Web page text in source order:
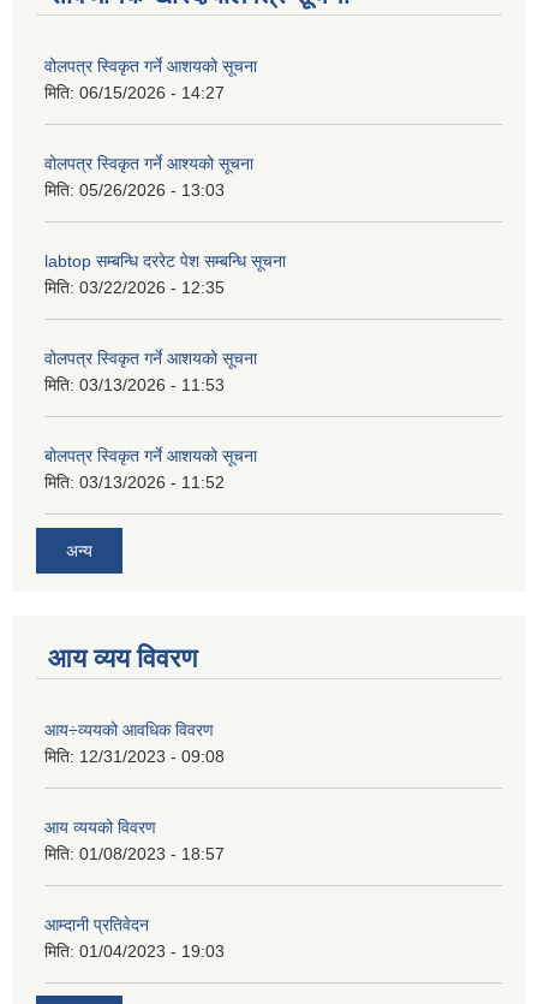
वोलपत्र स्विकृत गर्ने आशयको सूचना
मिति: 06/15/2026 - 14:27
वोलपत्र स्विकृत गर्ने आश्यको सूचना
मिति: 05/26/2026 - 13:03
labtop सम्बन्धि दररेट पेश सम्बन्धि सूचना
मिति: 03/22/2026 - 12:35
वोलपत्र स्विकृत गर्ने आशयको सूचना
मिति: 03/13/2026 - 11:53
बोलपत्र स्विकृत गर्ने आशयको सूचना
मिति: 03/13/2026 - 11:52
अन्य
आय व्यय विवरण
आय÷व्ययको आवधिक विवरण
मिति: 12/31/2023 - 09:08
आय व्ययको विवरण
मिति: 01/08/2023 - 18:57
आम्दानी प्रतिवेदन
मिति: 01/04/2023 - 19:03